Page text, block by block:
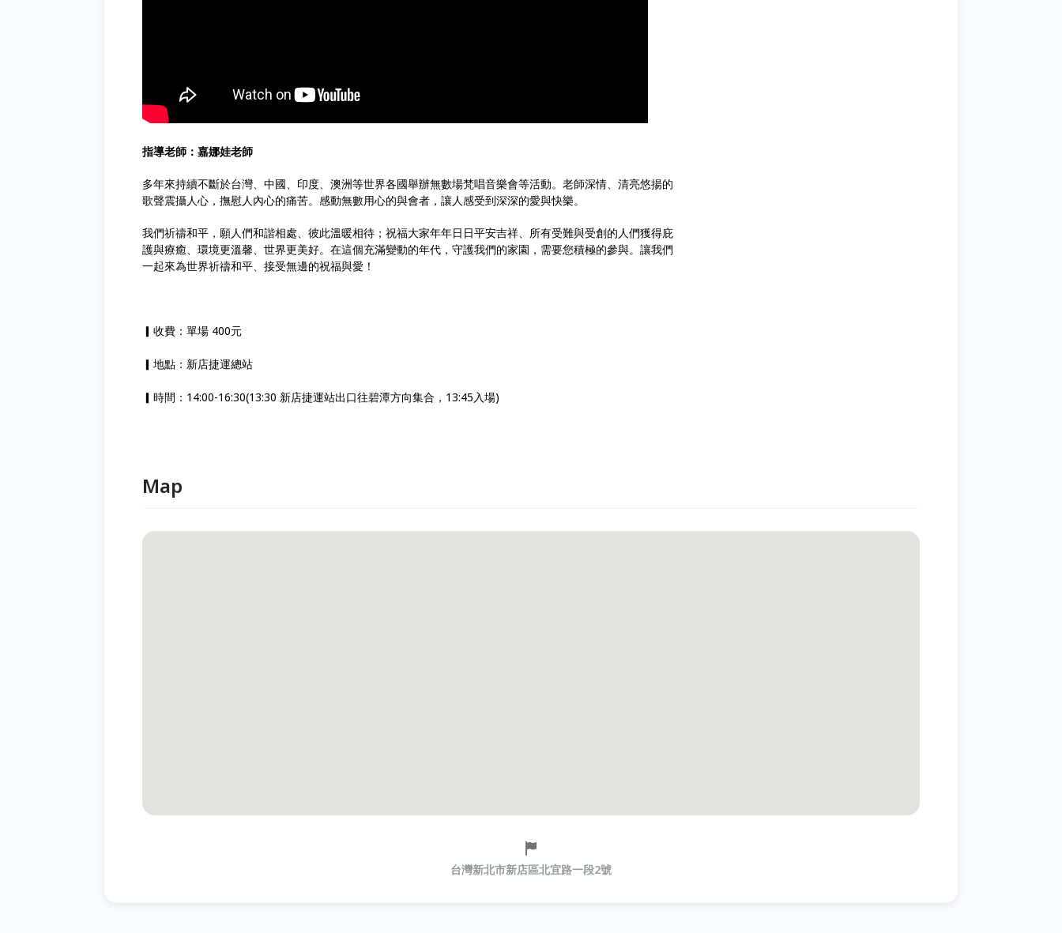
指導老師：嘉娜娃老師
多年來持續不斷於台灣、中國、印度、澳洲等世界各國舉辦無數場梵唱音樂會等活動。老師深情、清亮悠揚的
歌聲震攝人心，撫慰人內心的痛苦。感動無數用心的與會者，讓人感受到深深的愛與快樂。
我們祈禱和平，願人們和諧相處、彼此溫暖相待；祝福大家年年日日平安吉祥、所有受難與受創的人們獲得庇
護與療癒、環境更溫馨、世界更美好。在這個充滿變動的年代，守護我們的家園，需要您積極的參與。讓我們
一起來為世界祈禱和平、接受無邊的祝福與愛！
▎收費：單場 400元
▎地點：新店捷運總站
▎時間：14:00-16:30(13:30 新店捷運站出口往碧潭方向集合，13:45入場)
Map
台灣新北市新店區北宜路一段2號